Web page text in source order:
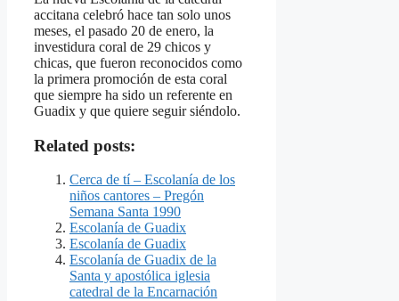
accitana celebró hace tan solo unos
meses, el pasado 20 de enero, la
investidura coral de 29 chicos y
chicas, que fueron reconocidos como
la primera promoción de esta coral
que siempre ha sido un referente en
Guadix y que quiere seguir siéndolo.
Related posts:
Cerca de tí – Escolanía de los
niños cantores – Pregón
Semana Santa 1990
Escolanía de Guadix
Escolanía de Guadix
Escolanía de Guadix de la
Santa y apostólica iglesia
catedral de la Encarnación